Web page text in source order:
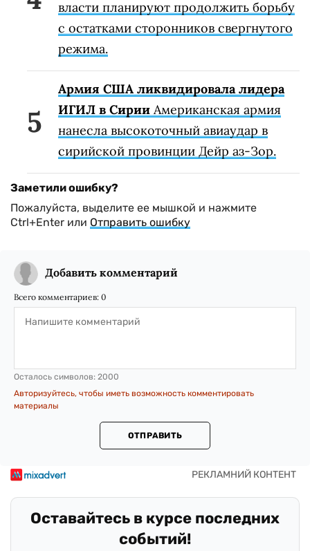
власти планируют продолжить борьбу
с остатками сторонников свергнутого
режима.
Армия США ликвидировала лидера
ИГИЛ в Сирии Американская армия
нанесла высокоточный авиаудар в
сирийской провинции Дейр аз-Зор.
Заметили ошибку?
Пожалуйста, выделите ее мышкой и нажмите
Ctrl+Enter или Отправить ошибку
Добавить комментарий
Всего комментариев: 0
Осталось символов: 2000
Авторизуйтесь, чтобы иметь возможность комментировать
материалы
ОТПРАВИТЬ
Оставайтесь в курсе последних
событий!